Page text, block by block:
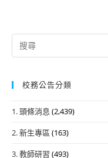
Search
for:
校務公告分類
1. 頭條消息 (2,439)
2. 新生專區 (163)
3. 教師研習 (493)